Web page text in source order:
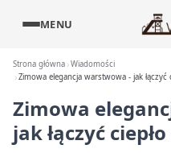
MENU
Strona główna Wiadomości
Zimowa elegancja warstwowa - jak łączyć
Zimowa
jak łączyć